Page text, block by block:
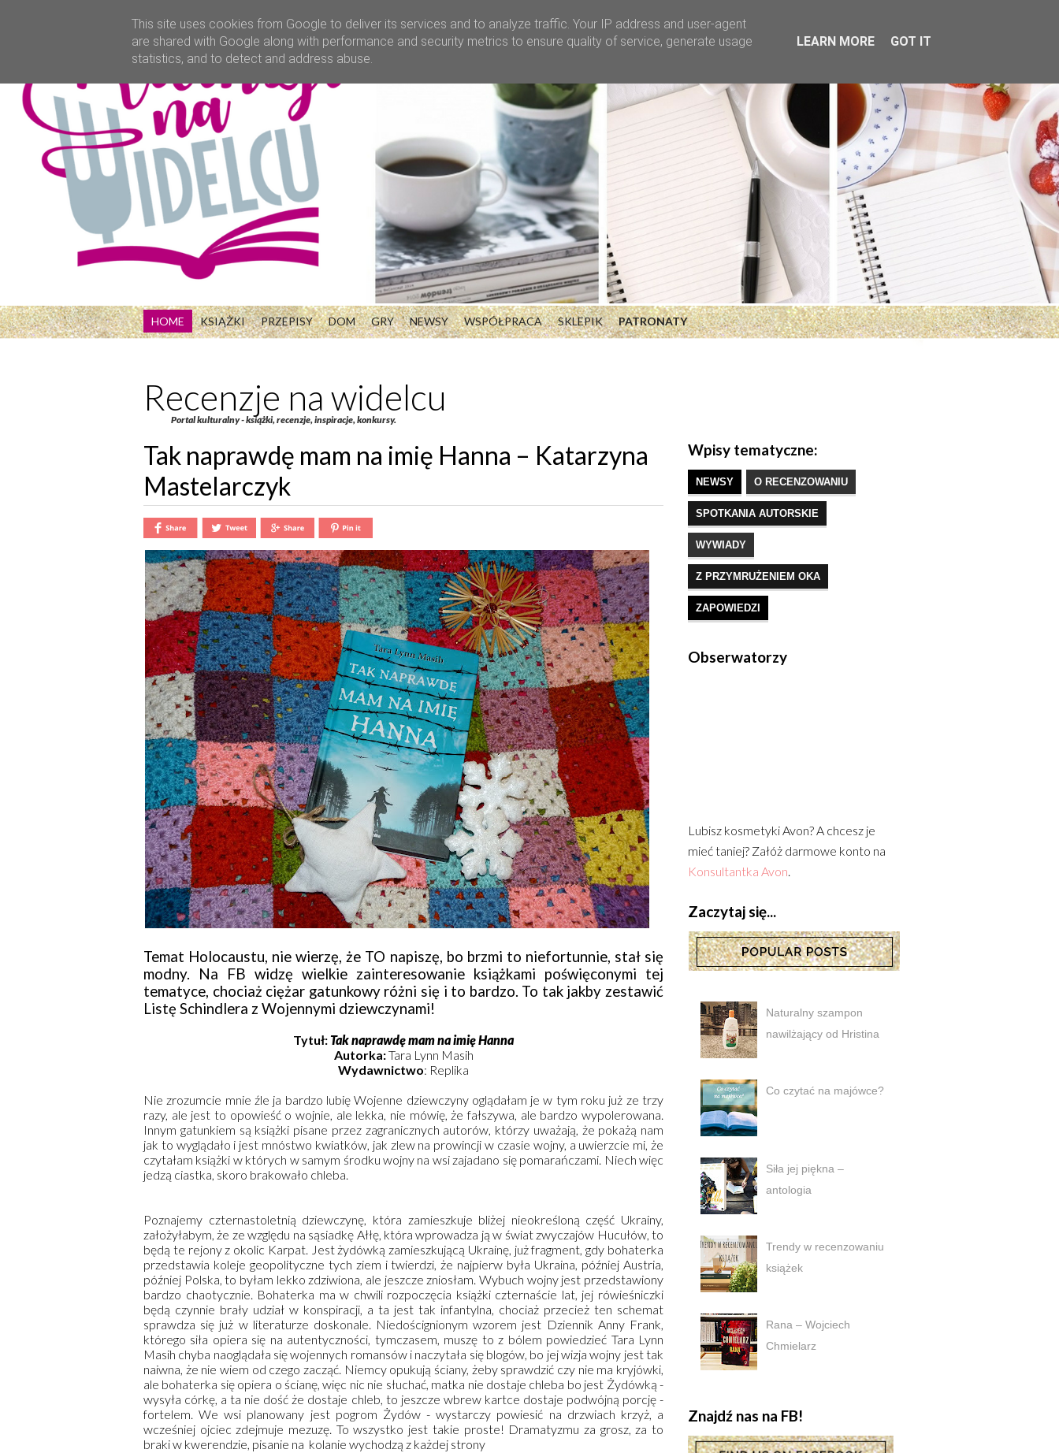
HOME KSIĄŻKI PRZEPISY DOM GRY NEWSY WSPÓŁPRACA SKLEPIK PATRONATY
Recenzje na widelcu
Portal kulturalny - książki, recenzje, inspiracje, konkursy.
Tak naprawdę mam na imię Hanna – Katarzyna
Mastelarczyk
Temat Holocaustu, nie wierzę, że TO napiszę, bo brzmi to niefortunnie, stał się
modny. Na FB widzę wielkie zainteresowanie książkami poświęconymi tej
tematyce, chociaż ciężar gatunkowy różni się i to bardzo. To tak jakby zestawić
Listę Schindlera z Wojennymi dziewczynami!
Tytuł:Tak naprawdę mam na imię Hanna
Autorka:Tara Lynn Masih
Wydawnictwo: Replika
Nie zrozumcie mnie źle ja bardzo lubię Wojenne dziewczyny oglądałam je w tym roku już ze trzy
razy, ale jest to opowieść o wojnie, ale lekka, nie mówię, że fałszywa, ale bardzo wypolerowana.
Innym gatunkiem są książki pisane przez zagranicznych autorów, którzy uważają, że pokażą nam
jak to wyglądało i jest mnóstwo kwiatków, jak zlew na prowincji w czasie wojny, a uwierzcie mi, że
czytałam książki w których w samym środku wojny na wsi zajadano się pomarańczami. Niech więc
jedzą ciastka, skoro brakowało chleba.
Poznajemy czternastoletnią dziewczynę, która zamieszkuje bliżej nieokreśloną część Ukrainy,
założyłabym, że ze względu na sąsiadkę Ałłę, która wprowadza ją w świat zwyczajów Hucułów, to
będą te rejony z okolic Karpat. Jest żydówką zamieszkującą Ukrainę, już fragment, gdy bohaterka
przedstawia koleje geopolityczne tych ziem i twierdzi, że najpierw była Ukraina, później Austria,
później Polska, to byłam lekko zdziwiona, ale jeszcze zniosłam. Wybuch wojny jest przedstawiony
bardzo chaotycznie. Bohaterka ma w chwili rozpoczęcia książki czternaście lat, jej rówieśniczki
będą czynnie brały udział w konspiracji, a ta jest tak infantylna, chociaż przecież ten schemat
sprawdza się już w literaturze doskonale. Niedoścignionym wzorem jest Dziennik Anny Frank,
którego siła opiera się na autentyczności, tymczasem, muszę to z bólem powiedzieć Tara Lynn
Masih chyba naoglądała się wojennych romansów i naczytała się blogów, bo jej wizja wojny jest tak
naiwna, że nie wiem od czego zacząć. Niemcy opukują ściany, żeby sprawdzić czy nie ma kryjówki,
ale bohaterka się opiera o ścianę, więc nic nie słuchać, matka nie dostaje chleba bo jest Żydówką -
wysyła córkę, a ta nie dość że dostaje chleb, to jeszcze wbrew kartce dostaje podwójną porcję -
fortelem. We wsi planowany jest pogrom Żydów - wystarczy powiesić na drzwiach krzyż, a
wcześniej ojciec zdejmuje mezuzę. To wszystko jest takie proste! Dramatyzmu za grosz, za to
braki w kwerendzie, pisanie na kolanie wychodzą z każdej strony
Wpisy tematyczne:
NEWSY O RECENZOWANIU
SPOTKANIA AUTORSKIE
WYWIADY
Z PRZYMRUŻENIEM OKA
ZAPOWIEDZI
Obserwatorzy
Lubisz kosmetyki Avon? A chcesz je
mieć taniej? Załóż darmowe konto na
Konsultantka Avon.
Zaczytaj się...
Naturalny szampon
nawilżający od Hristina
Co czytać na majówce?
Siła jej piękna –
antologia
Trendy w recenzowaniu
książek
Rana – Wojciech
Chmielarz
Znajdź nas na FB!
This site uses cookies from Google to deliver its services and to analyze traffic. Your IP address and user-agent
are shared with Google along with performance and security metrics to ensure quality of service, generate usage
statistics, and to detect and address abuse.
LEARN MORE GOT IT